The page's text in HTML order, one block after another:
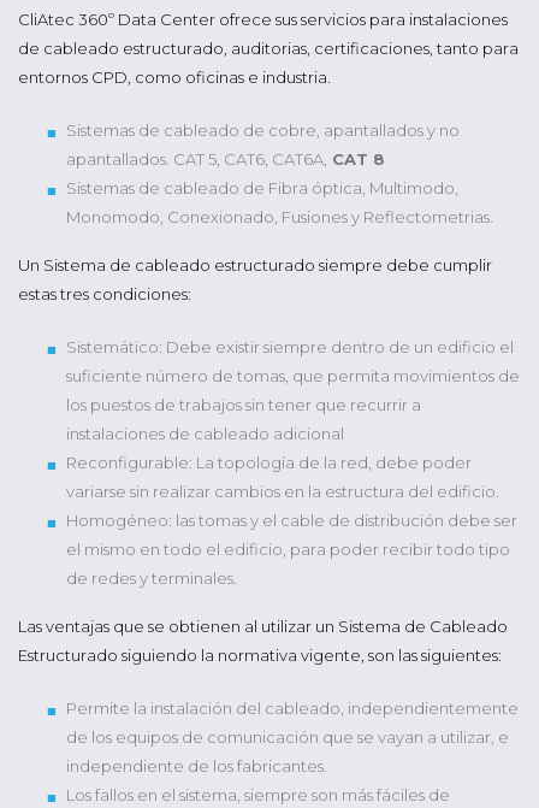
CliAtec 360º Data Center ofrece sus servicios para instalaciones
de cableado estructurado, auditorias, certificaciones, tanto para
entornos CPD, como oficinas e industria.
Sistemas de cableado de cobre, apantallados y no
apantallados. CAT 5, CAT6, CAT6A, CAT 8
Sistemas de cableado de Fibra óptica, Multimodo,
Monomodo, Conexionado, Fusiones y Reflectometrias.
Un Sistema de cableado estructurado siempre debe cumplir
estas tres condiciones:
Sistemático: Debe existir siempre dentro de un edificio el
suficiente número de tomas, que permita movimientos de
los puestos de trabajos sin tener que recurrir a
instalaciones de cableado adicional
Reconfigurable: La topología de la red, debe poder
variarse sin realizar cambios en la estructura del edificio.
Homogéneo: las tomas y el cable de distribución debe ser
el mismo en todo el edificio, para poder recibir todo tipo
de redes y terminales.
Las ventajas que se obtienen al utilizar un Sistema de Cableado
Estructurado siguiendo la normativa vigente, son las siguientes:
Permite la instalación del cableado, independientemente
de los equipos de comunicación que se vayan a utilizar, e
independiente de los fabricantes.
Los fallos en el sistema, siempre son más fáciles de